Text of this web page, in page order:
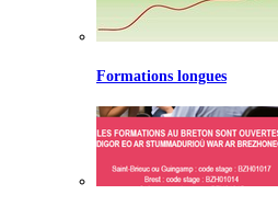
Formations longues